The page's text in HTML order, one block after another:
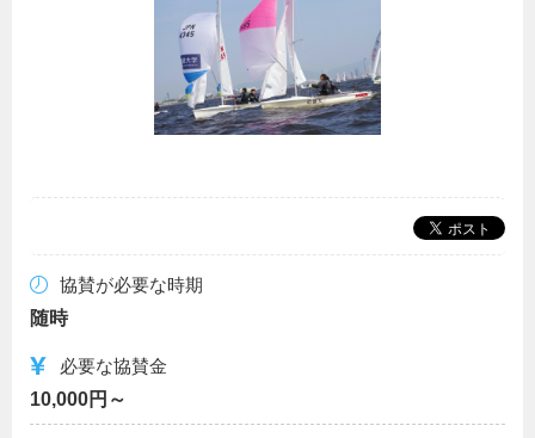
協賛が必要な時期
随時
必要な協賛金
10,000円～